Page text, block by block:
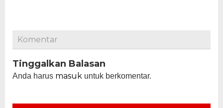
Komentar
Tinggalkan Balasan
Anda harus masuk untuk berkomentar.